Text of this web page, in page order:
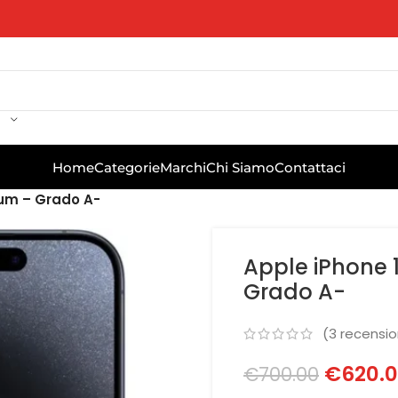
HomeCategorieMarchiChi SiamoContattaci
– Grado A-
Apple iPhone
Grado A-
(3
€700.00 €